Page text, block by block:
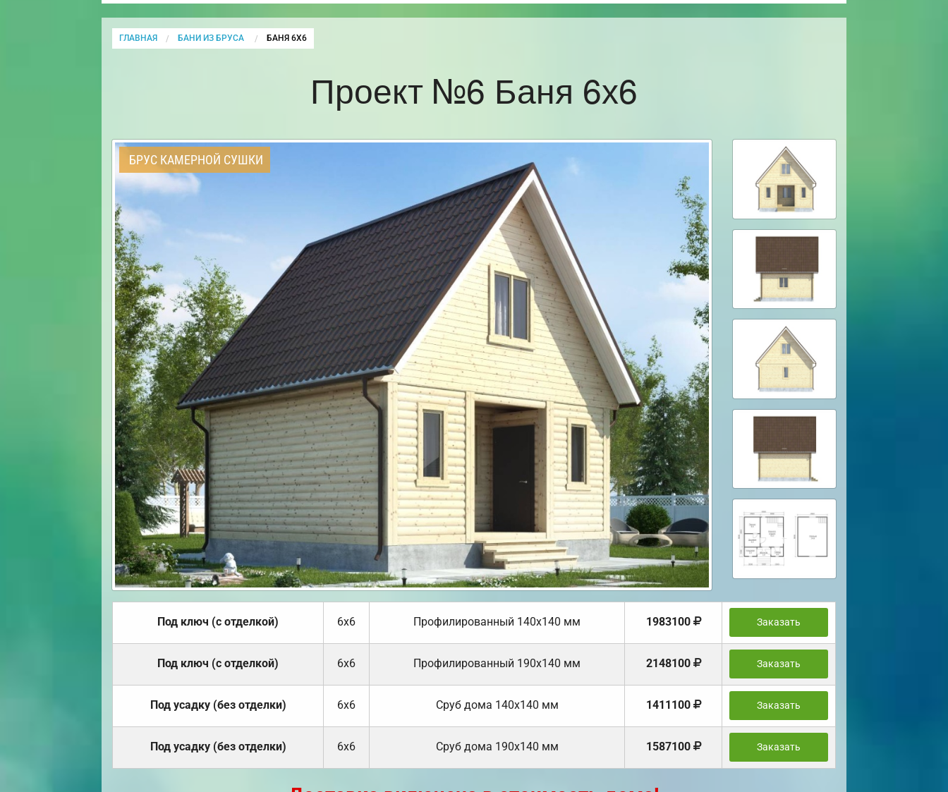
ГЛАВНАЯ БАНИ ИЗ БРУСА CURRENT:
БАНЯ 6Х6
Проект №6 Баня 6х6
БРУС КАМЕРНОЙ СУШКИ
Под ключ (с отделкой) 6х6 Профилированный 140х140 мм 1983100 Заказать
Под ключ (с отделкой) 6х6 Профилированный 190х140 мм 2148100 Заказать
Под усадку (без отделки) 6х6 Cруб дома 140х140 мм 1411100 Заказать
Под усадку (без отделки) 6х6 Cруб дома 190х140 мм 1587100 Заказать